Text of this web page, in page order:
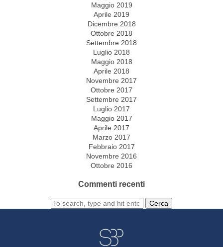
Maggio 2019
Aprile 2019
Dicembre 2018
Ottobre 2018
Settembre 2018
Luglio 2018
Maggio 2018
Aprile 2018
Novembre 2017
Ottobre 2017
Settembre 2017
Luglio 2017
Maggio 2017
Aprile 2017
Marzo 2017
Febbraio 2017
Novembre 2016
Ottobre 2016
Commenti recenti
Cerca